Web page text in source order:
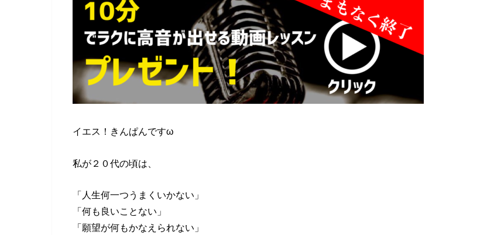
イエス！きんぱんですω
私が２０代の頃は、
「人生何一つうまくいかない」
「何も良いことない」
「願望が何もかなえられない」